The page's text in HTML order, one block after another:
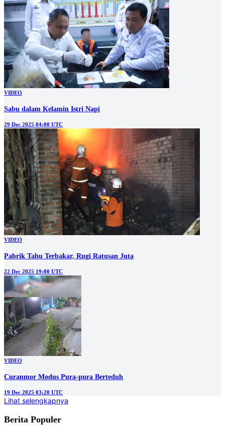
VIDEO
Sabu dalam Kelamin Istri Napi
29 Dec 2025 04:00 UTC
VIDEO
Pabrik Tahu Terbakar, Rugi Ratusan Juta
22 Dec 2025 19:00 UTC
VIDEO
Curanmor Modus Pura-pura Berteduh
19 Dec 2025 03:20 UTC
Lihat selengkapnya
Berita Populer